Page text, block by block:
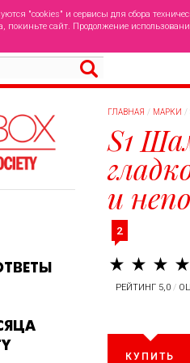
"cookies" и сервисы для сбора
покиньте сайт. Продолжение
ГЛАВНАЯ МАРКИ
S1
и
2
РЕЙТИНГ 5,0 /
КУПИТЬ